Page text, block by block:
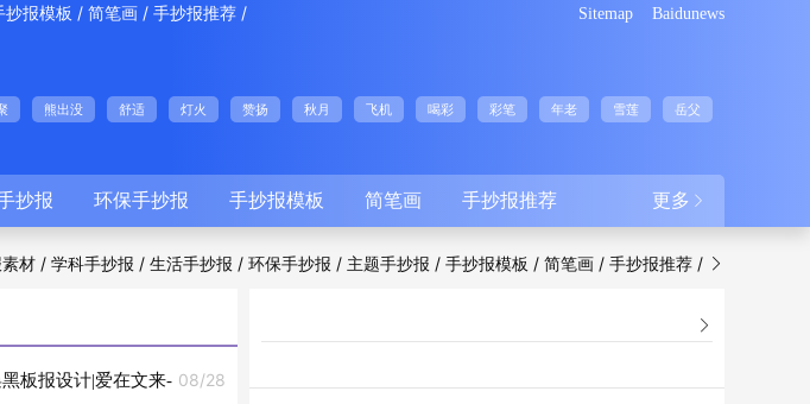
抄报模板 / 简笔画 / 手抄报推荐 / Sitemap Baidunews
熊出没 舒适 灯火 赞扬 秋月 飞机 喝彩 彩笔 年老 雪莲 岳父
更多 
抄报 环保手抄报 手抄报模板 简笔画 手抄报推荐
材 / 学科手抄报 / 生活手抄报 / 环保手抄报 / 主题手抄报 / 手抄报模板 / 简笔画 / 手抄报推荐 / 
08/28
板报设计|爱在文来-
